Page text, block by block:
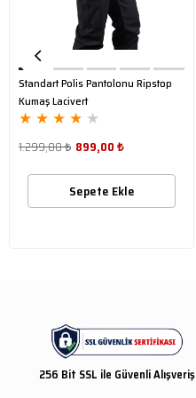
Standart Polis Pantolonu Ripstop
Kumaş Lacivert
★ ★ ★ ★ ★
899,00 ₺
1.299,00 ₺
Sepete Ekle
256 Bit SSL ile Güvenli Alışveriş